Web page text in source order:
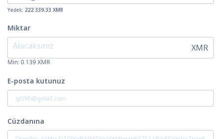
Yedek: 222 339.33 XMR
Miktar
XMR
Min:0.139XMR
E-posta kutunuz
Cüzdanına